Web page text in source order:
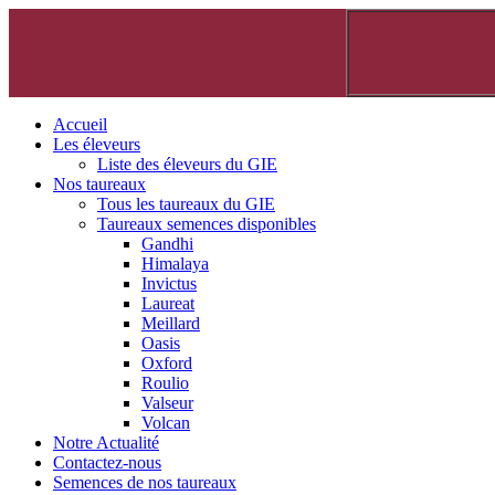
Accueil
Les éleveurs
Liste des éleveurs du GIE
Nos taureaux
Tous les taureaux du GIE
Taureaux semences disponibles
Gandhi
Himalaya
Invictus
Laureat
Meillard
Oasis
Oxford
Roulio
Valseur
Volcan
Notre Actualité
Contactez-nous
Semences de nos taureaux